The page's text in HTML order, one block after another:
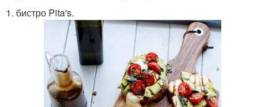
1. бистро Pita's.